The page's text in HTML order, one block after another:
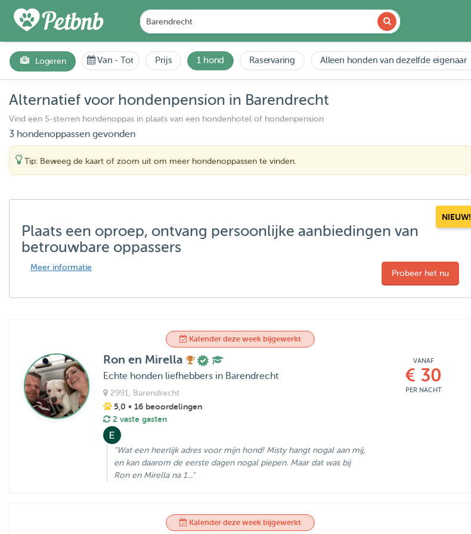
Logeren Van -Tot Prijs 1 hond Raservaring Alleen honden van dezelfde eigenaar
Alternatief voor hondenpension in Barendrecht
Vind een 5-sterren hondenoppas in plaats van een hondenhotel of hondenpension
3 hondenoppassen gevonden
Tip: Beweeg de kaart of zoom uit om meer hondenoppassen te vinden.
NIEUW!
Plaats een oproep, ontvang persoonlijke aanbiedingen van
betrouwbare oppassers
Meer informatie
Probeer het nu
Kalender deze week bijgewerkt
Ron en Mirella
Echte honden liefhebbers in Barendrecht
2991 , Barendrecht
5,0 • 16 beoordelingen
2 vaste gasten
"Wat een heerlijk adres voor mijn hond! Misty hangt nogal aan mij,
en kan daarom de eerste dagen nogal piepen. Maar dat was bij
Ron en Mirella na 1..."
VANAF
€ 30
PER NACHT
Kalender deze week bijgewerkt